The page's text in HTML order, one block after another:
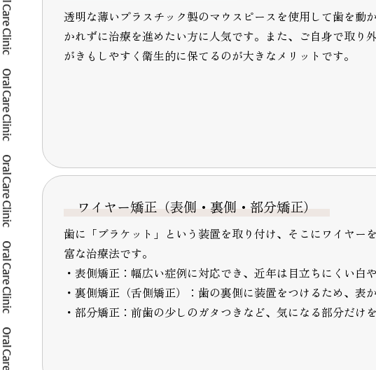
透明な薄いプラスチック製のマウスピースを使用して歯を動
かれずに治療を進めたい方に人気です。また、ご自身で取
がきもしやすく衛生的に保てるのが大きなメリットです。
ワイヤー矯正（表側・裏側・部分矯正）
歯に「ブラケット」という装置を取り付け、そこにワイヤー
富な治療法です。
・表側矯正：幅広い症例に対応でき、近年は目立ちにくい白
・裏側矯正（舌側矯正）：歯の裏側に装置をつけるため、表
・部分矯正：前歯の少しのガタつきなど、気になる部分だけ